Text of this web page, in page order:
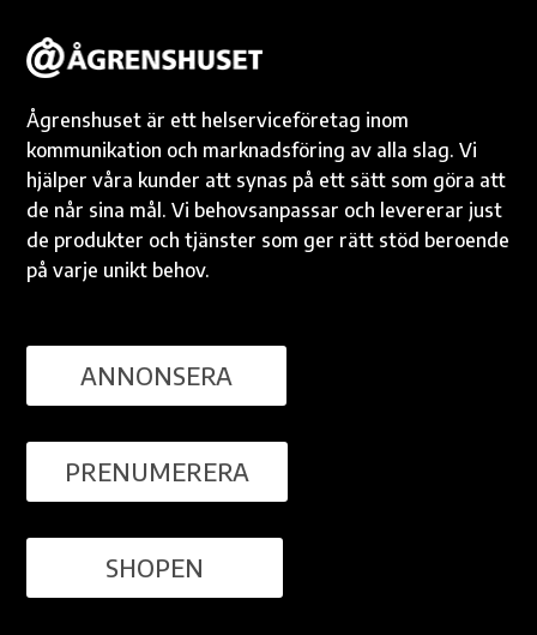
Ågrenshuset är ett helserviceföretag inom
kommunikation och marknadsföring av alla slag. Vi
hjälper våra kunder att synas på ett sätt som göra att
de når sina mål. Vi behovsanpassar och levererar just
de produkter och tjänster som ger rätt stöd beroende
på varje unikt behov.
ANNONSERA
PRENUMERERA
SHOPEN